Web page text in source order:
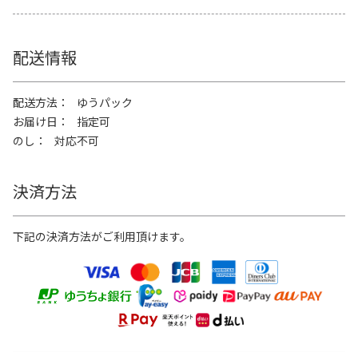
配送情報
配送方法
ゆうパック
お届け日
指定可
のし
対応不可
決済方法
下記の決済方法がご利用頂けます。